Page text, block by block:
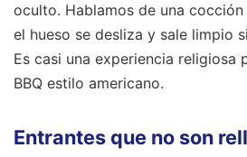
oculto. Hablamos de una
el hueso se desliza y sale limpio
Es casi una experiencia religiosa
BBQ estilo americano.
Entrantes que no son